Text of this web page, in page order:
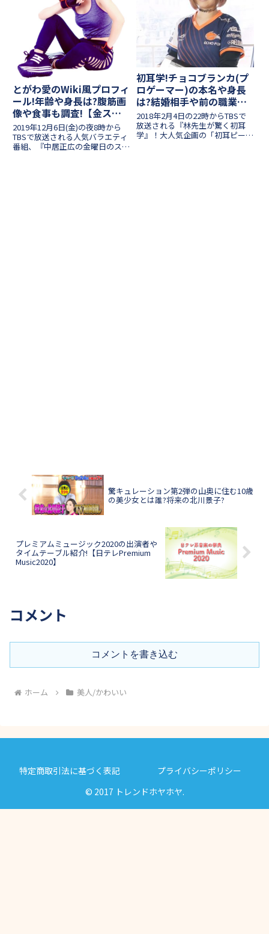
とがわ愛のWiki風プロフィ
ール!年齢や身長は?腹筋画
像や食事も調査!【金スマ2
時間SP】
2019年12月6日(金)の夜8時から
TBSで放送される人気バラエティ
番組、『中居正広の金曜日のスマ
初耳学!チョコブランカ(プ
ロゲーマー)の本名や身長
は?結婚相手や前の職業も
紹介!
2018年2月4日の22時からTBSで
放送される『林先生が驚く初耳
学』！大人気企画の「初耳ピーポ
驚キュレーション第2弾の山奥に住む10歳
の美少女とは誰?将来の北川景子?
プレミアムミュージック2020の出演者や
タイムテーブル紹介!【日テレPremium
Music2020】
コメント
コメントを書き込む
ホーム 美人/かわいい
特定商取引法に基づく表記
プライバシーポリシー
© 2017 トレンドホヤホヤ.